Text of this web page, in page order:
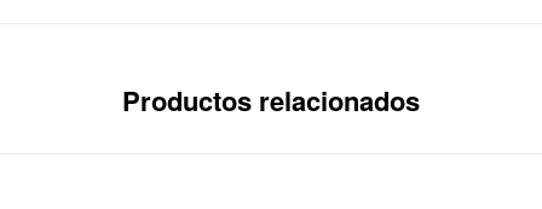
Productos relacionados